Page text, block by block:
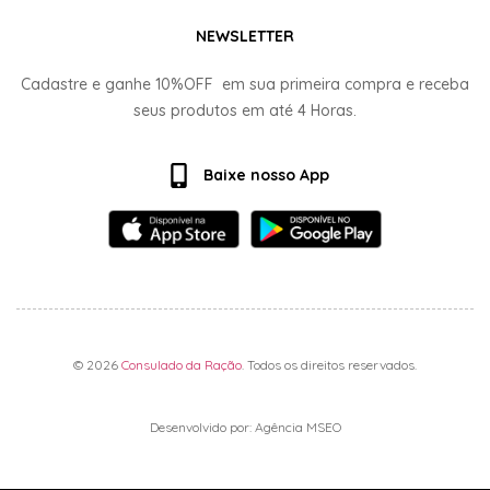
NEWSLETTER
Cadastre e ganhe 10%OFF em sua primeira compra e receba
seus produtos em até 4 Horas.
Baixe nosso App
© 2026 Consulado da Ração. Todos os direitos reservados.
Desenvolvido por: Agência MSEO